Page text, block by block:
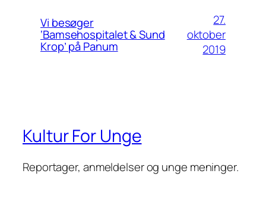
Vi besøger
‘Bamsehospitalet & Sund
Krop’ på Panum
27.
oktober
2019
Kultur For Unge
Reportager, anmeldelser og unge meninger.